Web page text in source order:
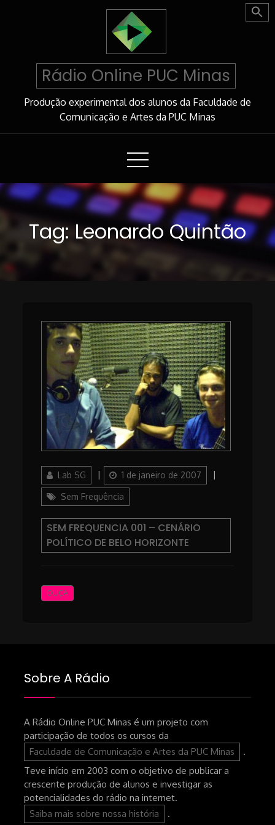
Rádio Online PUC Minas
Produção experimental dos alunos da Faculdade de
Comunicação e Artes da PUC Minas
Tag:Leonardo Quintão
AuthorLab SG
Posted
on
1 de janeiro de 2007
Sem Frequência
SEM FREQUENCIA 001 – CENÁRIO
POLÍTICO DE BELO HORIZONTE
OUÇA
Sobre A Rádio
A Rádio Online PUC Minas é um projeto com
participação de todos os cursos da
Faculdade de Comunicação e Artes da PUC Minas
.
Teve início em 2003 com o objetivo de publicar a
crescente produção de alunos e investigar as
potencialidades do rádio na internet.
Saiba mais sobre nossa história
.